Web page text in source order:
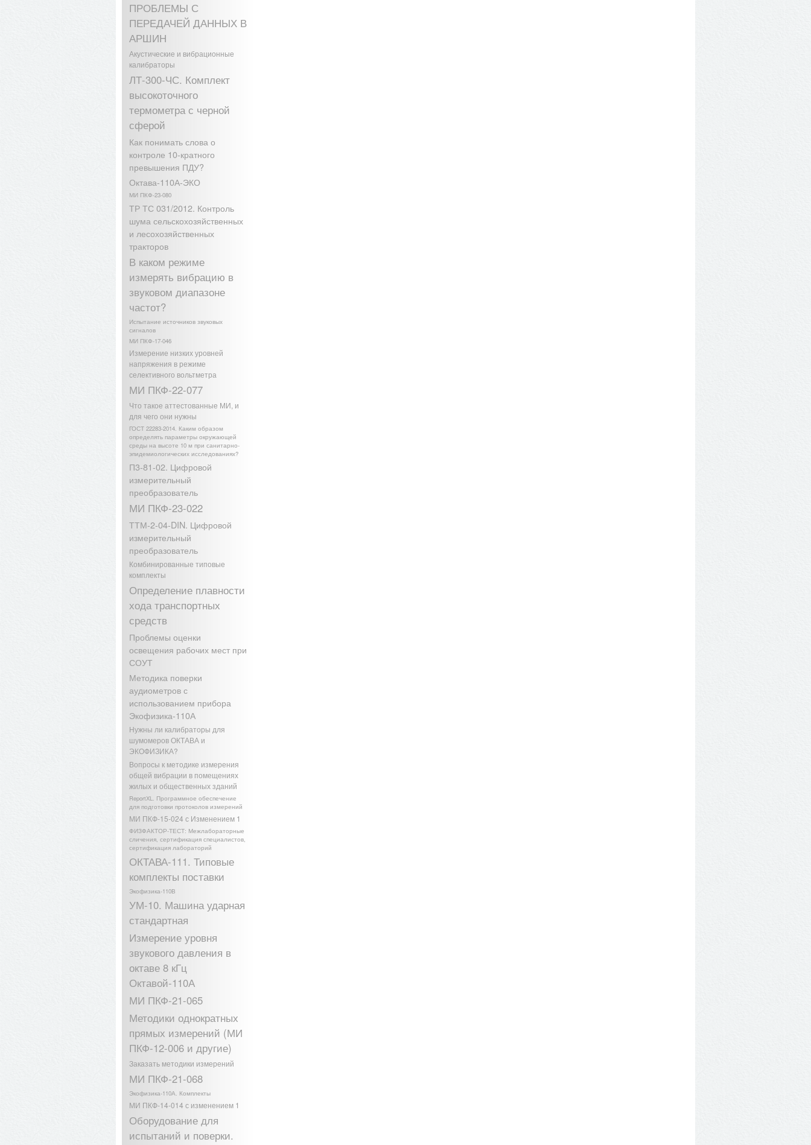
ПРОБЛЕМЫ С
ПЕРЕДАЧЕЙ ДАННЫХ В
АРШИН
Акустические и вибрационные
калибраторы
ЛТ-300-ЧС. Комплект
высокоточного
термометра с черной
сферой
Как понимать слова о
контроле 10-кратного
превышения ПДУ?
Октава-110А-ЭКО
МИ ПКФ-23-080
ТР ТС 031/2012. Контроль
шума сельскохозяйственных
и лесохозяйственных
тракторов
В каком режиме
измерять вибрацию в
звуковом диапазоне
частот?
Испытание источников звуковых
сигналов
МИ ПКФ-17-046
Измерение низких уровней
напряжения в режиме
селективного вольтметра
МИ ПКФ-22-077
Что такое аттестованные МИ, и
для чего они нужны
ГОСТ 22283-2014. Каким образом
определять параметры окружающей
среды на высоте 10 м при санитарно-
эпидемиологических исследованиях?
П3-81-02. Цифровой
измерительный
преобразователь
МИ ПКФ-23-022
ТТМ-2-04-DIN. Цифровой
измерительный
преобразователь
Комбинированные типовые
комплекты
Определение плавности
хода транспортных
средств
Проблемы оценки
освещения рабочих мест при
СОУТ
Методика поверки
аудиометров с
использованием прибора
Экофизика-110А
Нужны ли калибраторы для
шумомеров ОКТАВА и
ЭКОФИЗИКА?
Вопросы к методике измерения
общей вибрации в помещениях
жилых и общественных зданий
ReportXL. Программное обеспечение
для подготовки протоколов измерений
МИ ПКФ-15-024 с Изменением 1
ФИЗФАКТОР-ТЕСТ: Межлабораторные
сличения, сертификация специалистов,
сертификация лабораторий
ОКТАВА-111. Типовые
комплекты поставки
Экофизика-110В
УМ-10. Машина ударная
стандартная
Измерение уровня
звукового давления в
октаве 8 кГц
Октавой-110А
МИ ПКФ-21-065
Методики однократных
прямых измерений (МИ
ПКФ-12-006 и другие)
Заказать методики измерений
МИ ПКФ-21-068
Экофизика-110А. Комплекты
МИ ПКФ-14-014 с изменением 1
Оборудование для
испытаний и поверки.